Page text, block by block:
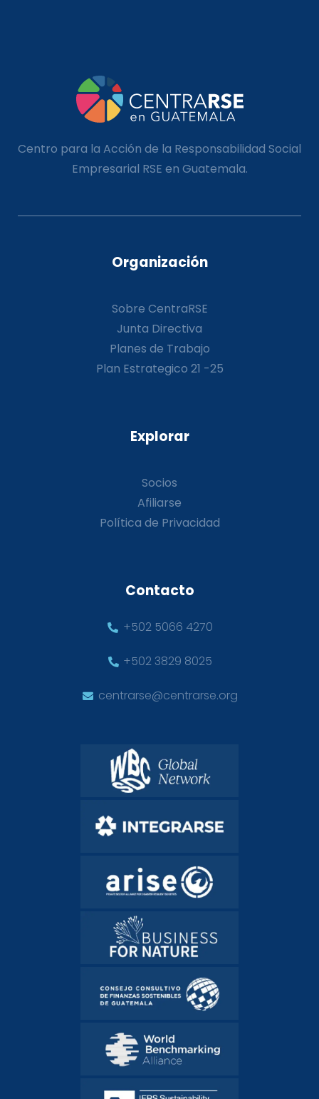
Centro para la Acción de la Responsabilidad Social
Empresarial RSE en Guatemala.
Organización
Sobre CentraRSE
Junta Directiva
Planes de Trabajo
Plan Estrategico 21 -25
Explorar
Socios
Afiliarse
Política de Privacidad
Contacto
+502 5066 4270
+502 3829 8025
centrarse@centrarse.org